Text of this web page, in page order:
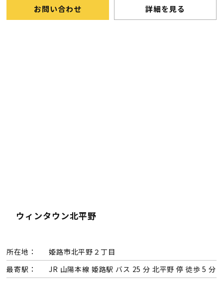
お問い合わせ 詳細を見る
ウィンタウン北平野
所在地：
姫路市北平野２丁目
最寄駅：
JR 山陽本線 姫路駅 バス 25 分 北平野 停 徒歩 5 分